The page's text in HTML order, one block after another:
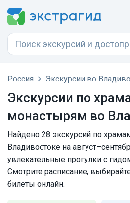
Россия Экскурсии во
Экскурсии по
монастырям во
Найдено 28 экскурсий по
Владивостоке на
увлекательные прогулки с
Смотрите расписание,
билеты онлайн.